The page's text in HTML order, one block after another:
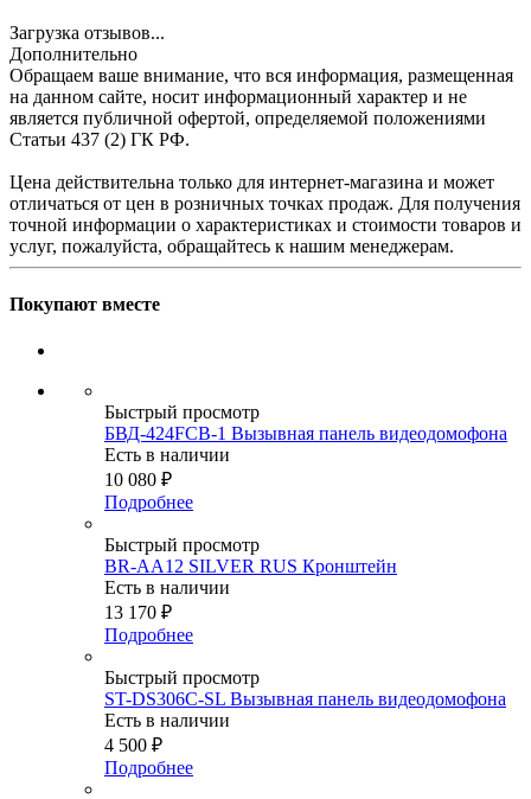
Загрузка отзывов...
Дополнительно
Обращаем ваше внимание, что вся информация, размещенная
на данном сайте, носит информационный характер и не
является публичной офертой, определяемой положениями
Статьи 437 (2) ГК РФ.
Цена действительна только для интернет-магазина и может
отличаться от цен в розничных точках продаж. Для получения
точной информации о характеристиках и стоимости товаров и
услуг, пожалуйста, обращайтесь к нашим менеджерам.
Покупают вместе
Быстрый просмотр
БВД-424FCB-1 Вызывная панель видеодомофона
Есть в наличии
10 080 ₽
Подробнее
Быстрый просмотр
BR-AA12 SILVER RUS Кронштейн
Есть в наличии
13 170 ₽
Подробнее
Быстрый просмотр
ST-DS306C-SL Вызывная панель видеодомофона
Есть в наличии
4 500 ₽
Подробнее